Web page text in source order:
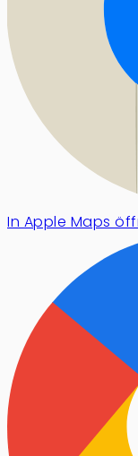
In Apple Maps